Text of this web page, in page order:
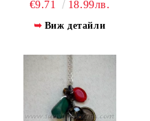
€9.71 18.99лв.
Виж детайли